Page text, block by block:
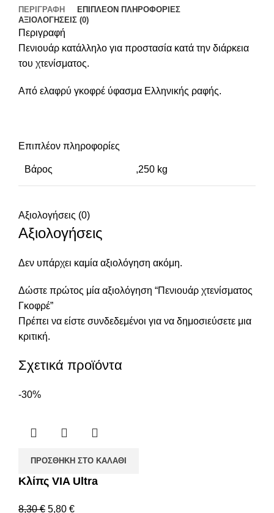
ΠΕΡΙΓΡΑΦΉ
ΕΠΙΠΛΈΟΝ ΠΛΗΡΟΦΟΡΊΕΣ
ΑΞΙΟΛΟΓΉΣΕΙΣ (0)
Περιγραφή
Πενιουάρ κατάλληλο για προστασία κατά την διάρκεια
του χτενίσματος.
Από ελαφρύ γκοφρέ ύφασμα Ελληνικής ραφής.
Επιπλέον πληροφορίες
Βάρος ,250 kg
Αξιολογήσεις (0)
Αξιολογήσεις
Δεν υπάρχει καμία αξιολόγηση ακόμη.
Δώστε πρώτος μία αξιολόγηση “Πενιουάρ χτενίσματος
Γκοφρέ”
Πρέπει να είστε συνδεδεμένοι για να δημοσιεύσετε μια
κριτική.
Σχετικά προϊόντα
-30%
ΠΡΟΣΘΉΚΗ ΣΤΟ ΚΑΛΆΘΙ
Κλίπς VIA Ultra
8,30€ 5,80 €